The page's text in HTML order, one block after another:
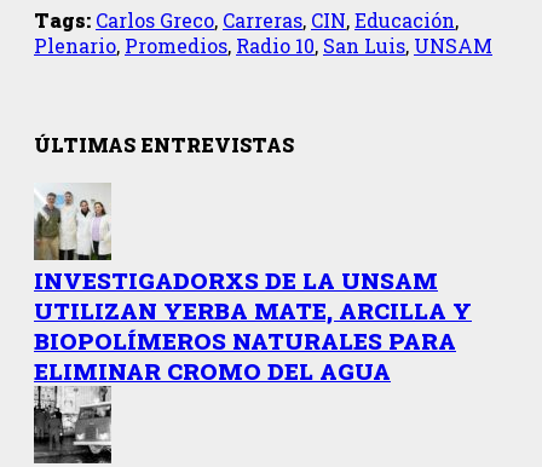
Tags: Carlos Greco, Carreras, CIN,Educación,
Plenario, Promedios, Radio 10, San Luis, UNSAM
ÚLTIMAS ENTREVISTAS
INVESTIGADORXS DE LA UNSAM
UTILIZAN YERBA MATE, ARCILLA Y
BIOPOLÍMEROS NATURALES PARA
ELIMINAR CROMO DEL AGUA